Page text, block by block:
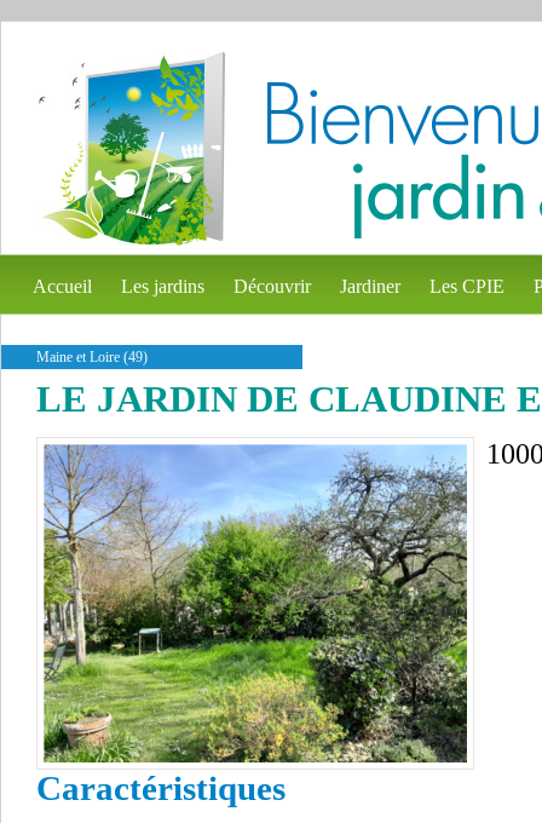
Accueil Les jardins Découvrir Jardiner Les CPIE
Maine et Loire (49)
LE JARDIN DE CLAUDINE
Caractéristiques